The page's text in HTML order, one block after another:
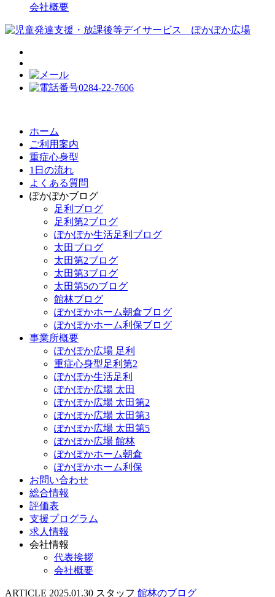
会社概要
ホーム
ご利用案内
重症心身型
1日の流れ
よくある質問
ぽかぽかブログ
足利ブログ
足利第2ブログ
ぽかぽか生活足利ブログ
太田ブログ
太田第2ブログ
太田第3ブログ
太田第5のブログ
館林ブログ
ぽかぽかホーム朝倉ブログ
ぽかぽかホーム利保ブログ
事業所概要
ぽかぽか広場 足利
重症心身型足利第2
ぽかぽか生活足利
ぽかぽか広場 太田
ぽかぽか広場 太田第2
ぽかぽか広場 太田第3
ぽかぽか広場 太田第5
ぽかぽか広場 館林
ぽかぽかホーム朝倉
ぽかぽかホーム利保
お問い合わせ
総合情報
評価表
支援プログラム
求人情報
会社情報
代表挨拶
会社概要
ARTICLE 2025.01.30 スタッフ 館林のブログ